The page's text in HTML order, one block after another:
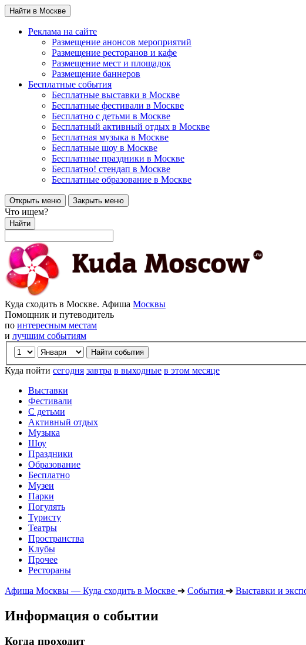
Найти в Москве
Реклама на сайте
Размещение анонсов мероприятий
Размещение ресторанов и кафе
Размещение мест и площадок
Размещение баннеров
Бесплатные события
Бесплатные выставки в Москве
Бесплатные фестивали в Москве
Бесплатно с детьми в Москве
Бесплатный активный отдых в Москве
Бесплатная музыка в Москве
Бесплатные шоу в Москве
Бесплатные праздники в Москве
Бесплатно! стендап в Москве
Бесплатные образование в Москве
Открыть меню Закрыть меню
Что ищем?
Найти
Куда сходить в Москве. Афиша Москвы
Помощник и путеводитель
по интересным местам
и лучшим событиям
Куда пойти сегодня завтра в выходные в этом месяце
Выставки
Фестивали
С детьми
Активный отдых
Музыка
Шоу
Праздники
Образование
Бесплатно
Музеи
Парки
Погулять
Туристу
Театры
Пространства
Клубы
Прочее
Рестораны
Афиша Москвы — Куда сходить в Москве ➔ События ➔ Выставки и
Информация о событии
Когда проходит